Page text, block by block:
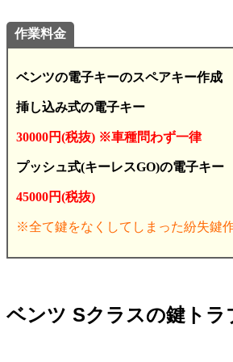
作業料金
ベンツの電子キーのスペアキー作成
挿し込み式の電子キー
30000円(税抜) ※車種問わず一律
プッシュ式(キーレスGO)の電子キー
45000円(税抜)
※全て鍵をなくしてしまった紛失鍵
ベンツ Sクラスの鍵トラ